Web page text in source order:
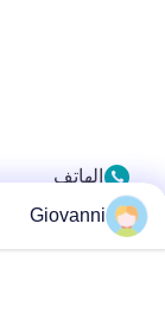
الهاتف
Giovanni